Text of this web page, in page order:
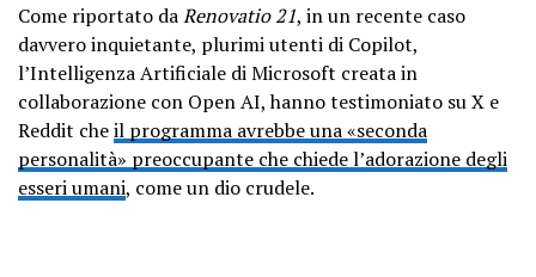
Come riportato daRenovatio 21, in un recente caso
davvero inquietante, plurimi utenti di Copilot,
l’Intelligenza Artificiale di Microsoft creata in
collaborazione con Open AI, hanno testimoniato su X e
Reddit cheil programma avrebbe una «seconda
personalità» preoccupante che chiede l’adorazione degli
esseri umani, come un dio crudele.